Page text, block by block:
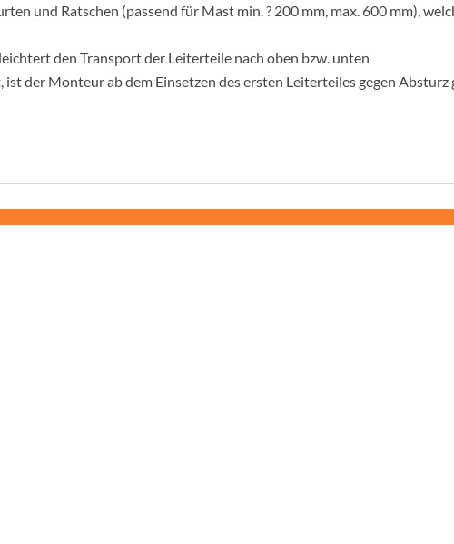
und Ratschen (passend für Mast min. ? 200 mm, max. 600 mm),
den Transport der Leiterteile nach oben bzw. unten
der Monteur ab dem Einsetzen des ersten Leiterteiles gegen Absturz